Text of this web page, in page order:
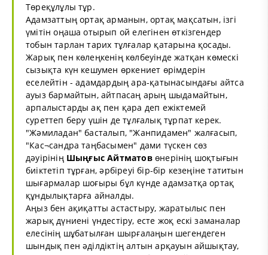
Төреқұлұлы тұр.
Адамзаттың ортақ арманын, ортақ мақсатын, ізгі
үмітін оңаша отырып ой елегінен өткізгендер
тобын тарлан тарих тұлғалар қатарына қосады.
Жарық пен көлеңкенің көлбеуінде жатқан көмескі
сызықта күн кешумен өркениет өрімдерін
еселейтін - адамдардың ара-қатынасындағы айтса
ауыз бармайтын, айтпасаң арың шыдамайтын,
арпалыстарды ақ пен қара деп ежіктемей
суреттеп беру үшін де тұлғалық тұрпат керек.
"Жәмиладан" басталып, "Жанпидамен" жалғасып,
"Кас¬сандра таңбасымен" дами түскен сөз
дәуірінің Шыңғыс Айтматовөнерінің шоқтығын
биіктетіп тұрған, әрбіреуі бір-бір кезеңіне татитын
шығармалар шоғыры бұл күнде адамзатқа ортақ
құндылықтарға айналды.
Аңыз бен ақиқатты астастыру, жаратылыс пен
жарық дүниені үндестіру, есте жоқ ескі заманалар
елесінің шұбатылған шырғалаңын шегендеген
шындық пен әділдіктің алтын арқауын айшықтау,